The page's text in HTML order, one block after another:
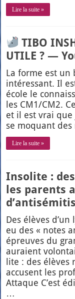
Lire la suite »
TIBO
UTILE ? —
La forme est un
inté­res­sant. Il
école le
les CM1/CM2.
et il est vrai que
se moquant
Lire la suite »
Insolite :
les parents
Des élèves
eu des « notes
épreuves du
auraient
lite : des élèves
accusent les
Attaque C’est
…